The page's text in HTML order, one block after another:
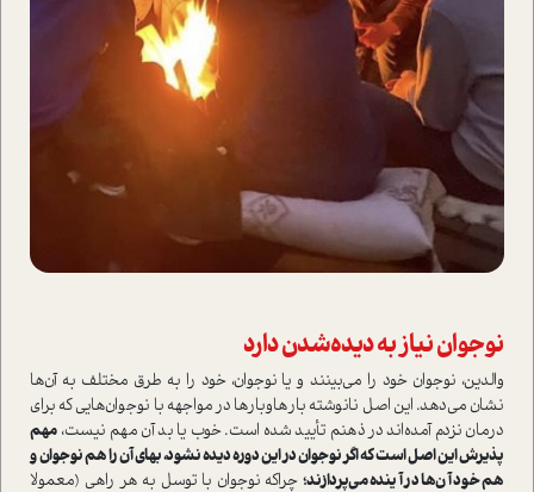
نوجوان نیاز به دیده‌شدن دارد
والدین، نوجوان خود را می‌بینند و یا نوجوان، خود را به طرق مختلف به آن‌ها
نشان می‌دهد. این اصل نانوشته بارهاوبارها در مواجهه با نوجوان‌هایی که برای
درمان نزدم آمده‌اند در ذهنم تأیید شده ا‌ست. خوب یا بد آن مهم نیست، مهم
پذیرش این اصل ا‌ست که اگر نوجوان در این دوره دیده نشود، بهای آن را هم نوجوان و
هم خود آن‌ها در آینده می‌پردازند؛ چرا‌که نوجوان با توسل به هر راهی (معمولا